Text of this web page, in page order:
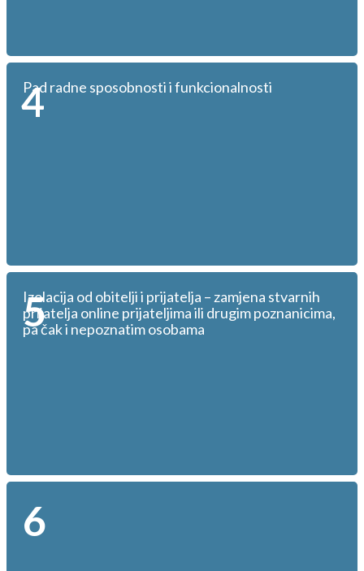
4
Pad radne sposobnosti i funkcionalnosti
5
Izolacija od obitelji i prijatelja – zamjena stvarnih
prijatelja online prijateljima ili drugim poznanicima,
pa čak i nepoznatim osobama
6